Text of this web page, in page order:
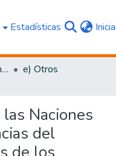
Estadísticas
1. Reforma a la Justicia Penal
e) Otros
Naciones
del